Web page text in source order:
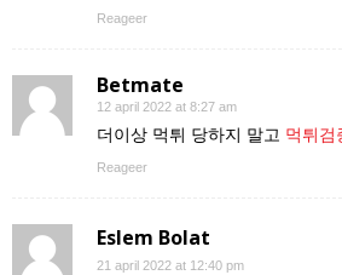
Reageer
Betmate
12 april 2022 at 8:27 am
더이상 먹튀 당하지 말고 먹튀검
Reageer
Eslem Bolat
21 april 2022 at 12:40 pm